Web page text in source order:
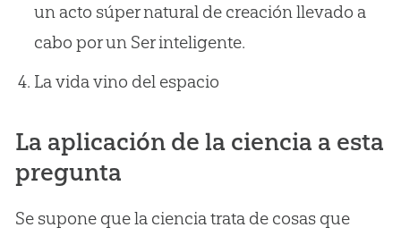
un acto súper natural de creación llevado a
cabo por un Ser inteligente.
La vida vino del espacio
La aplicación de la ciencia a esta
pregunta
Se supone que la ciencia trata de cosas que